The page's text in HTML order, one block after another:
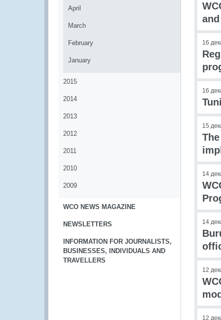
April
March
February
January
2015
2014
2013
2012
2011
2010
2009
WCO NEWS MAGAZINE
NEWSLETTERS
INFORMATION FOR JOURNALISTS,
BUSINESSES, INDIVIDUALS AND
TRAVELLERS
16
16
15
14
14
12
12